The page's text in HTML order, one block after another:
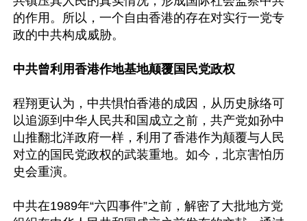
的作用。所以，一个自由香港的存在对实行一党专
政的中共构成威胁。
中共曾利用香港作地基地颠覆国民党政权
程翔更认为，中共惧怕香港的成因，从历史脉络可
以追源到中华人民共和国成立之前，共产党如孙中
山推翻北洋政府一样，利用了香港作为颠覆与人民
对立的国民党政权的武装重地。如今，北京害怕历
史会重演。
中共在1989年“六四事件”之前，解密了大批地方党